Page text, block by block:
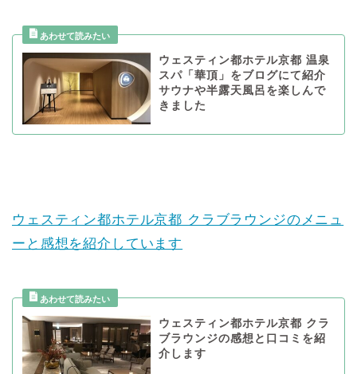
ウェスティン都ホテル京都 温泉
スパ「華頂」をブログにて紹介
サウナや半露天風呂を楽しんで
きました
ウェスティン都ホテル京都 クラブラウンジのメニュ
ーと感想を紹介しています
ウェスティン都ホテル京都 クラ
ブラウンジの感想と口コミを紹
介します